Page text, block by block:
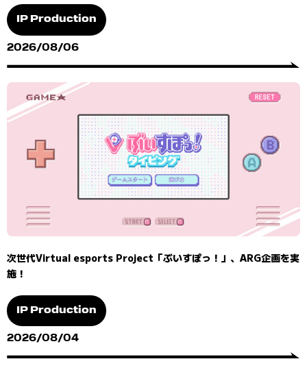
IP Production
2026/08/06
次世代Virtual esports Project「ぶいすぽっ！」、ARG企画を実
施！
IP Production
2026/08/04